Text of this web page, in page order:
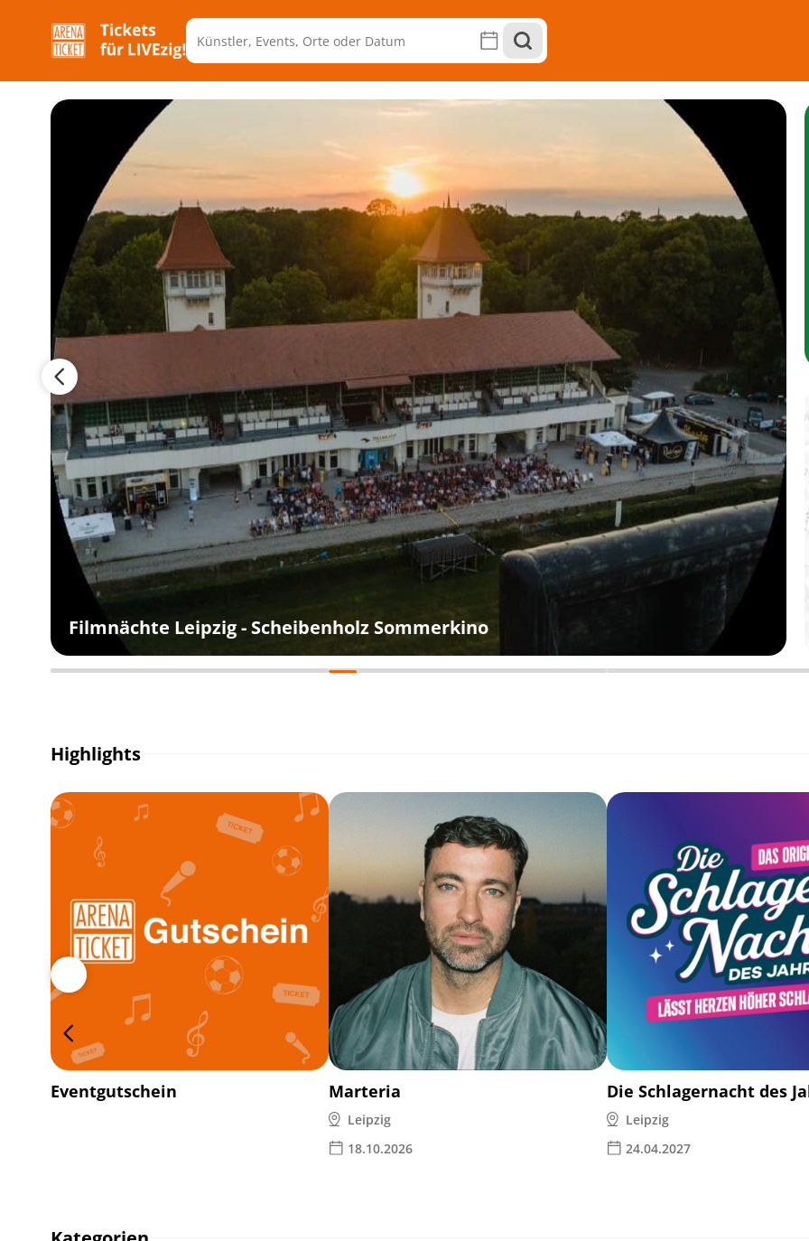
Filmnächte Leipzig - Scheibenholz Sommerkino
Highlights
Eventgutschein Marteria
Leipzig
18.10.2026
Die Schlagernacht des
Leipzig
24.04.2027